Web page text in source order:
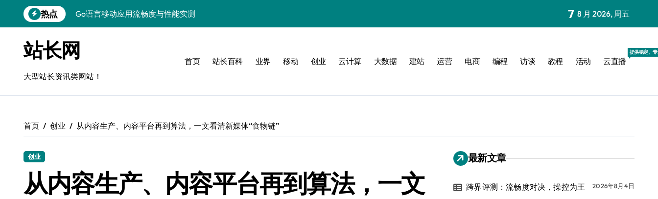
到
热点
Go语言移动应用流畅度与性能实测
深度评测：交互优化赋能移动端流畅体验
无障碍移动互联流畅度与精准控制优化指南
移动互联产品流畅度与精准控制优化实战
移动互联中计算机视觉流畅度与精准度评测
跨界评测：流畅度对决，操控为王
7 8 月 2026, 周五
站长网
大型站长资讯类网站！
首页 站长百科 业界 移动 创业 云计算 大数据 建站 运营 电商 编程 访谈 教程 活动 云直播
提供稳定、
首页 创业 从内容生产、内容平台再到算法，一文看清新媒体“食物链”
创业
从内容生产、内容平台再到算法，一文
最新文章
跨界评测：流畅度对决，操控为王 2026年8月4日